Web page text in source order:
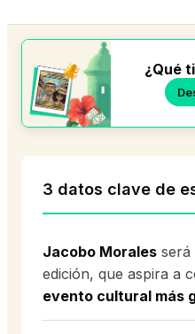
¿Qué
3 datos clave de
Jacobo Morales será
edición, que aspira a
evento cultural más